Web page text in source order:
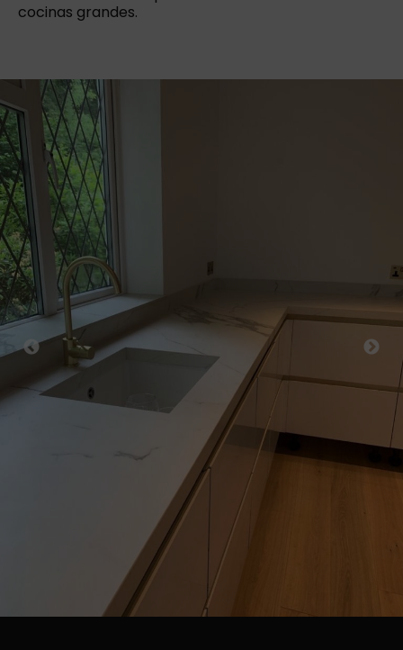
cocinas grandes.
Previous Next